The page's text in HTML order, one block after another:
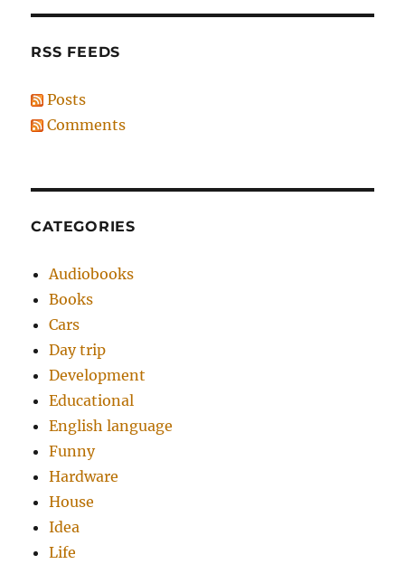
RSS FEEDS
Posts
Comments
CATEGORIES
Audiobooks
Books
Cars
Day trip
Development
Educational
English language
Funny
Hardware
House
Idea
Life